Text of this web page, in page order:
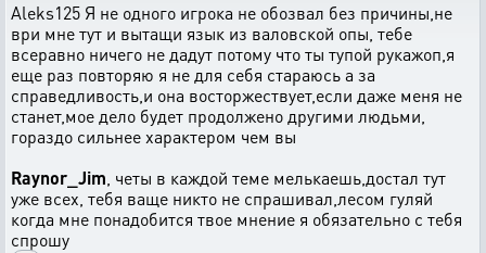
Aleks125 Я не одного игрока не обозвал без причины,не
ври мне тут и вытащи язык из валовской опы, тебе
всеравно ничего не дадут потому что ты тупой рукажоп,я
еще раз повторяю я не для себя стараюсь а за
справедливость,и она восторжествует,если даже меня не
станет,мое дело будет продолжено другими людьми,
гораздо сильнее характером чем вы
Raynor_Jim, четы в каждой теме мелькаешь,достал тут
уже всех, тебя ваще никто не спрашивал,лесом гуляй
когда мне понадобится твое мнение я обязательно с тебя
спрошу